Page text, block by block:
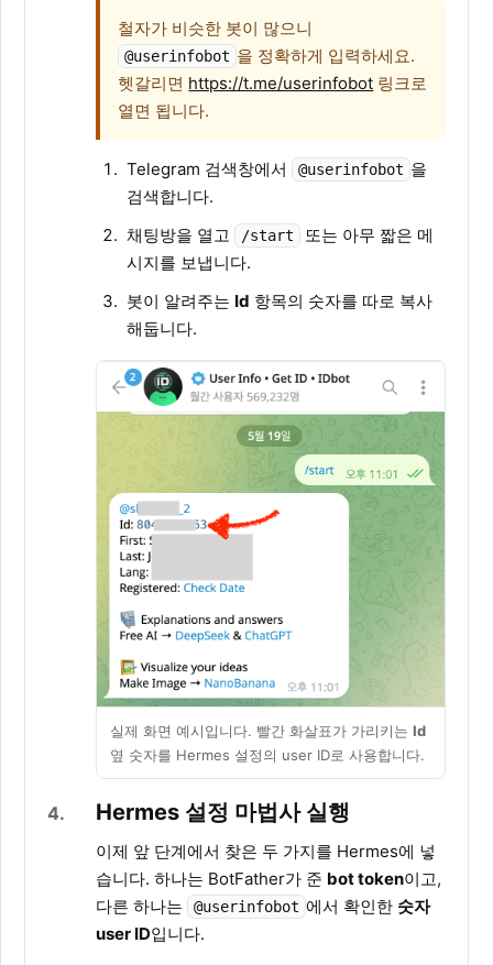
철자가 비슷한 봇이 많으니
@userinfobot 을 정확하게 입력하세요.
헷갈리면 https://t.me/userinfobot 링크로
열면 됩니다.
Telegram 검색창에서 @userinfobot 을
검색합니다.
채팅방을 열고
/start
또는 아무 짧은 메
시지를 보냅니다.
봇이 알려주는 Id 항목의 숫자를 따로 복사
해둡니다.
실제 화면 예시입니다. 빨간 화살표가 가리키는Id
옆 숫자를 Hermes 설정의 user ID로 사용합니다.
4 Hermes 설정 마법사 실행
이제 앞 단계에서 찾은 두 가지를 Hermes에 넣
습니다. 하나는 BotFather가 준 bot token이고,
다른 하나는
@userinfobot 에서 확인한 숫자
user ID입니다.